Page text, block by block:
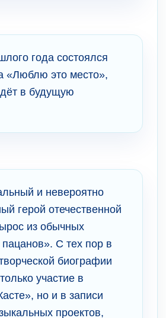
года состоялся
«Люблю это место»,
в будущую
и невероятно
герой отечественной
из обычных
пацанов». С тех пор в
биографии
участие в
но и в записи
проектов,